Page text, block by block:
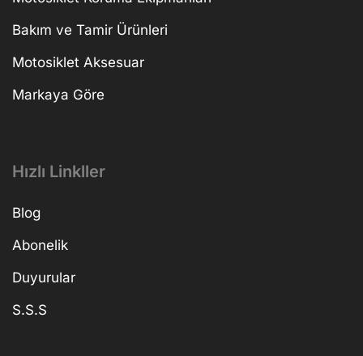
Bakım ve Tamir Ürünleri
Motosiklet Aksesuar
Markaya Göre
Hızlı Linkller
Blog
Abonelik
Duyurular
S.S.S